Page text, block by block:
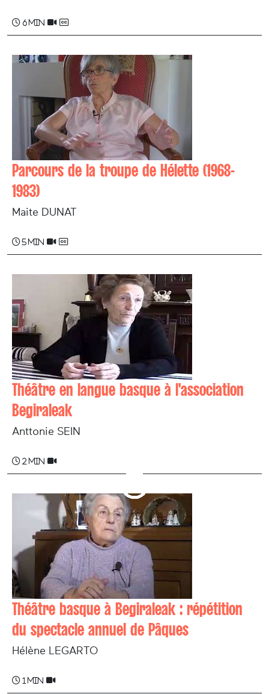
6 min
Parcours de la troupe de Hélette (1968-
1983)
Maite DUNAT
5 min
Théâtre en langue basque à l'association
Begiraleak
Anttonie SEIN
2 min
Théâtre basque à Begiraleak : répétition
du spectacle annuel de Pâques
Hélène LEGARTO
1 min